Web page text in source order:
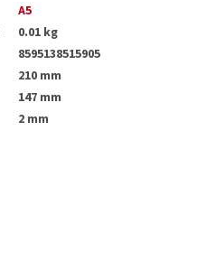
A5
0.01 kg
8595138515905
210 mm
147 mm
2 mm